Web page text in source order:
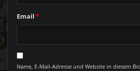
Email*
Name, E-Mail-Adresse und Website in diesem